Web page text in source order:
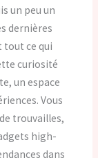
un peu un
dernières
tout ce qui
curiosité
un espace
Vous
trouvailles,
high-
dans